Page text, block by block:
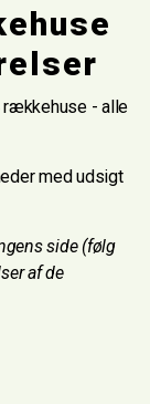
rækkehuse - alle
med udsigt
side (følg
af de